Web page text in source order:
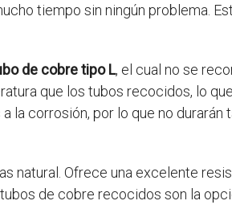
tiempo sin ningún problema.
de cobre tipo L, el cual no se
que los tubos recocidos, lo
la corrosión, por lo que no durarán
natural. Ofrece una excelente
de cobre recocidos son la